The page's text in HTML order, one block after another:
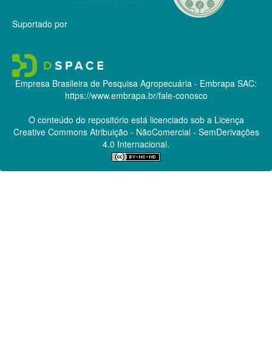
Suportado por
Empresa Brasileira de Pesquisa Agropecuária - Embrapa SAC:
https://www.embrapa.br/fale-conosco
O conteúdo do repositório está licenciado sob a Licença
Creative CommonsAtribuição - NãoComercial - SemDerivações
4.0 Internacional.